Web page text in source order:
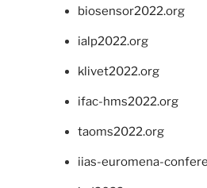
biosensor2022.org
ialp2022.org
klivet2022.org
ifac-hms2022.org
taoms2022.org
iias-euromena-